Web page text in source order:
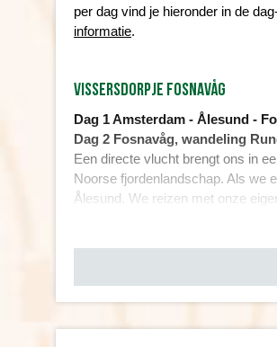
per dag vind je hieronder in de
informatie.
VISSERSDORPJE FOSNAVÅG
Dag 1 Amsterdam - Ålesund -
Dag 2 Fosnavåg, wandeling
Een directe vlucht brengt ons in
Noorse fjordenlandschap. Als we
Ålesund. We reizen met onze
actief en daardoor overdag
van Genten, die hun nest op de